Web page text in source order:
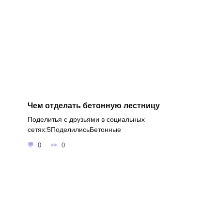
Чем отделать бетонную лестницу
Поделитья с друзьями в социальных
сетях:5ПоделилисьБетонные
0 0